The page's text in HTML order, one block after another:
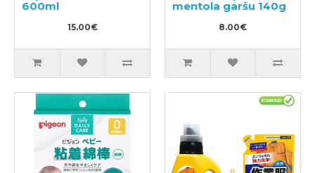
600ml
15.00€
mentola garšu 140g
8.00€